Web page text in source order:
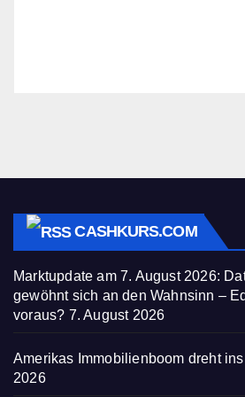
CASHKURS.COM
Marktupdate am 7. August 2026:
gewöhnt sich an den Wahnsinn –
voraus? 7. August 2026
Amerikas Immobilienboom dreht ins
2026